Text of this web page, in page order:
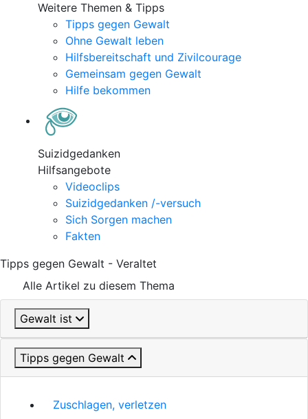
Weitere Themen & Tipps
Tipps gegen Gewalt
Ohne Gewalt leben
Hilfsbereitschaft und Zivilcourage
Gemeinsam gegen Gewalt
Hilfe bekommen
Suizidgedanken
Hilfsangebote
Videoclips
Suizidgedanken /-versuch
Sich Sorgen machen
Fakten
Tipps gegen Gewalt - Veraltet
Alle Artikel zu diesem Thema
Gewalt ist
Tipps gegen Gewalt
Zuschlagen, verletzen